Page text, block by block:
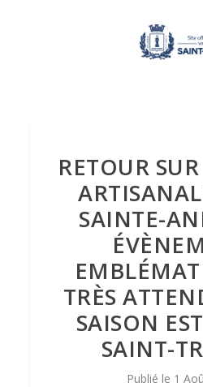
RETOUR
SAINTE-
TRÈS
SAISON
SAINT-
1